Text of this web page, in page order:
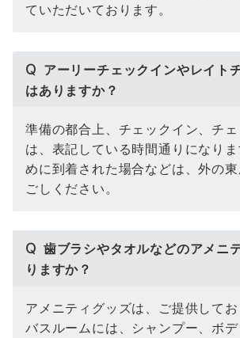
ていただいております。
Q アーリーチェックインやレイト
はありますか？
準備の都合上、チェックイン、チェ
は、表記している時間通りになり
めに到着された場合などは、外の
ごしください。
Q 歯ブラシやタオルなどのアメニ
りますか？
アメニティグッズは、ご提供してお
バスルームには、シャンプー、ボ